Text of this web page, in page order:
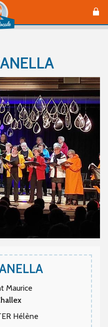
Maurice
Hélène